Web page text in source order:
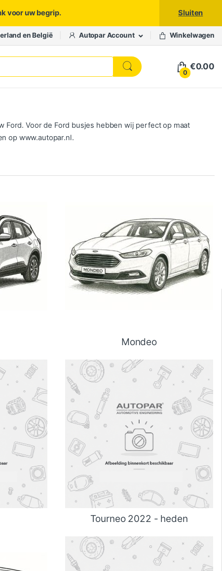
voor uw begrip. Sluiten
en België Autopar Account Winkelwagen
0
€0.00
Ford. Voor de Ford busjes hebben wij perfect op maat
op www.autopar.nl.
Mondeo
Tourneo 2022 - heden